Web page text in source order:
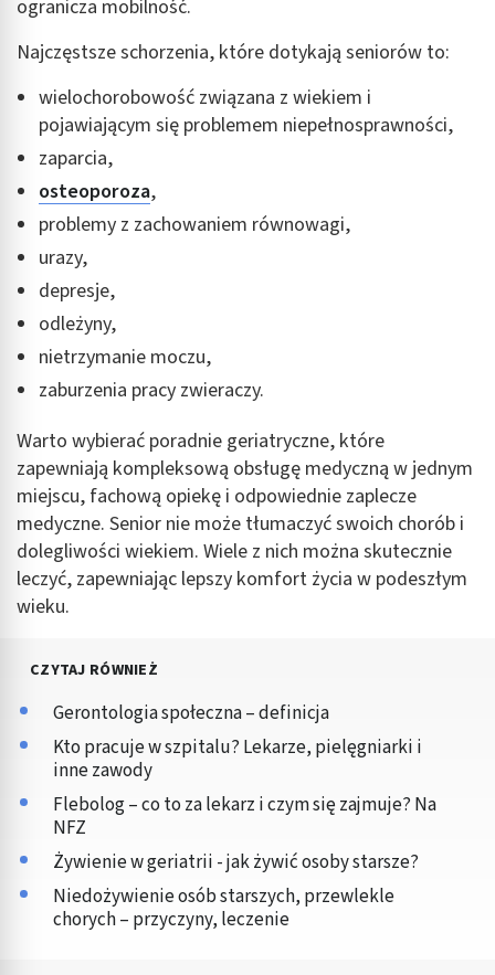
ogranicza mobilność.
Najczęstsze schorzenia, które dotykają seniorów to:
wielochorobowość związana z wiekiem i
pojawiającym się problemem niepełnosprawności,
zaparcia,
osteoporoza,
problemy z zachowaniem równowagi,
urazy,
depresje,
odleżyny,
nietrzymanie moczu,
zaburzenia pracy zwieraczy.
Warto wybierać poradnie geriatryczne, które
zapewniają kompleksową obsługę medyczną w jednym
miejscu, fachową opiekę i odpowiednie zaplecze
medyczne. Senior nie może tłumaczyć swoich chorób i
dolegliwości wiekiem. Wiele z nich można skutecznie
leczyć, zapewniając lepszy komfort życia w podeszłym
wieku.
CZYTAJ RÓWNIEŻ
Gerontologia społeczna – definicja
Kto pracuje w szpitalu? Lekarze, pielęgniarki i
inne zawody
Flebolog – co to za lekarz i czym się zajmuje? Na
NFZ
Żywienie w geriatrii - jak żywić osoby starsze?
Niedożywienie osób starszych, przewlekle
chorych – przyczyny, leczenie